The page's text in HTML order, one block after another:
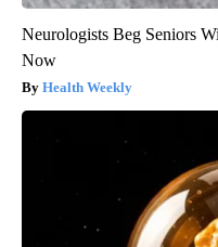
Neurologists Beg Seniors
Now
Health Weekly